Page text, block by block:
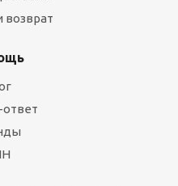
возврат